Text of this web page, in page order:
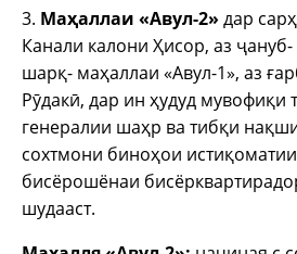
3. Маҳаллаи «Авул-2» дар
Канали калони Ҳисор, аз
шарқ- маҳаллаи «Авул-1», аз
Рӯдакӣ, дар ин ҳудуд мувофиқи
генералии шаҳр ва тибқи
сохтмони биноҳои
бисёрошёнаи
шудааст.